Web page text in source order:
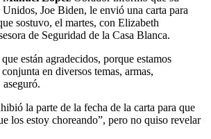
Joe Biden, le envió una carta para
sostuvo, el martes, con Elizabeth
de Seguridad de la Casa Blanca.
están agradecidos, porque estamos
en diversos temas, armas,
la parte de la fecha de la carta para que
los estoy choreando”, pero no quiso revelar